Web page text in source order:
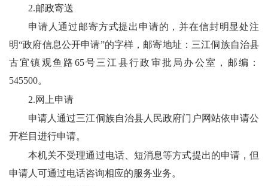
2.邮政寄送
申请人通过邮寄方式提出申请的，并在信封明显处注
明“政府信息公开申请”的字样，邮寄地址： 三江侗族自治县
古宜镇观鱼路65号三江县行政审批局办公室，邮编：
545500。
2.网上申请
申请人通过三江侗族自治县人民政府门户网站依申请公
开栏目进行申请。
本机关不受理通过电话、短消息等方式提出的申请，但
申请人可通过电话咨询相应的服务业务。